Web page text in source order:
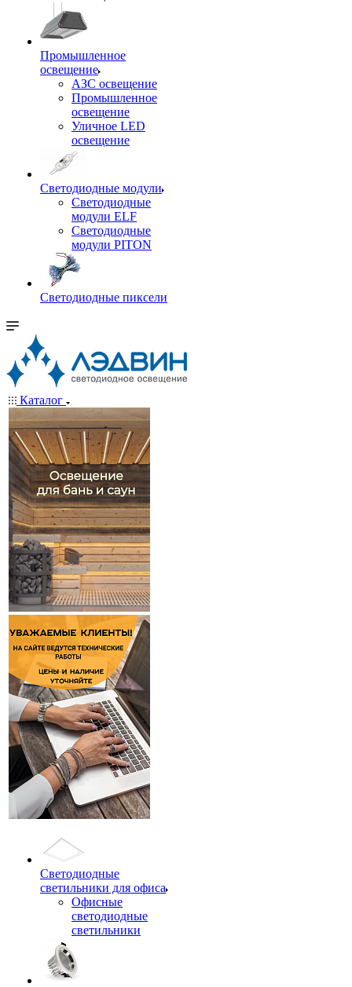
Промышленное
освещение
АЗС освещение
Промышленное
освещение
Уличное LED
освещение
Светодиодные модули
Светодиодные
модули ELF
Светодиодные
модули PITON
Светодиодные пиксели
Каталог
Светодиодные
светильники для офиса
Офисные
светодиодные
светильники